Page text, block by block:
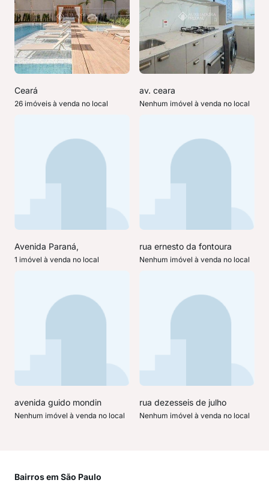
Ceará
26 imóveis à venda no local
av. ceara
Nenhum imóvel à venda no local
Avenida Paraná,
1 imóvel à venda no local
rua ernesto da fontoura
Nenhum imóvel à venda no local
avenida guido mondin
Nenhum imóvel à venda no local
rua dezesseis de julho
Nenhum imóvel à venda no local
Bairros em São Paulo